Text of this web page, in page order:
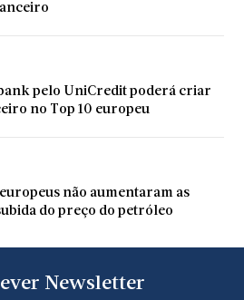
pelo UniCredit poderá criar
no Top 10 europeu
não aumentaram as
do preço do petróleo
Newsletter